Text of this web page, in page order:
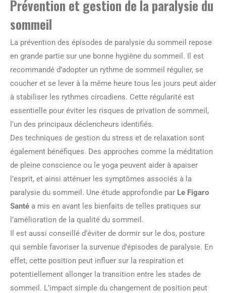
Prévention et gestion de la paralysie du
sommeil
La prévention des épisodes de paralysie du sommeil repose
en grande partie sur une bonne hygiène du sommeil. Il est
recommandé d’adopter un rythme de sommeil régulier, se
coucher et se lever à la même heure tous les jours peut aider
à stabiliser les rythmes circadiens. Cette régularité est
essentielle pour éviter les risques de privation de sommeil,
l’un des principaux déclencheurs identifiés.
Des techniques de gestion du stress et de relaxation sont
également bénéfiques. Des approches comme la méditation
de pleine conscience ou le yoga peuvent aider à apaiser
l’esprit, et ainsi atténuer les symptômes associés à la
paralysie du sommeil. Une étude approfondie par Le Figaro
Santé a mis en avant les bienfaits de telles pratiques sur
l’amélioration de la qualité du sommeil.
Il est aussi conseillé d’éviter de dormir sur le dos, posture
qui semble favoriser la survenue d’épisodes de paralysie. En
effet, cette position peut influer sur la respiration et
potentiellement allonger la transition entre les stades de
sommeil. L’impact simple du changement de position peut